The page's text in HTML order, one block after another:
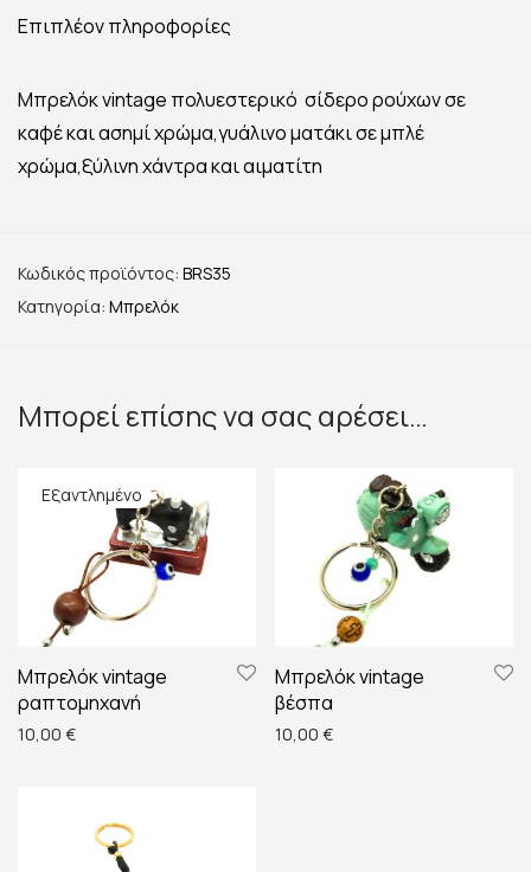
Επιπλέον πληροφορίες
Μπρελόκ vintage πολυεστερικό σίδερο ρούχων σε
καφέ και ασημί χρώμα,γυάλινο ματάκι σε μπλέ
χρώμα,ξύλινη χάντρα και αιματίτη
Κωδικός προϊόντος: BRS35
Κατηγορία: Μπρελόκ
Μπορεί επίσης να σας αρέσει…
Μπρελόκ vintage
ραπτομηχανή
10,00 €
Μπρελόκ vintage
βέσπα
10,00 €